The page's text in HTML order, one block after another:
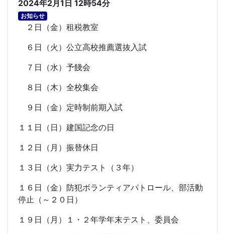
2024年2月1日 12時54分
お知らせ
２日（金）租税教室
６日（火）公立高校推薦選抜入試
７日（水）予餞会
８日（木）全校集会
９日（金）定時制前期入試
１１日（日）建国記念の日
１２日（月）振替休日
１３日（火）実力テスト（３年）
１６日（金）防犯ボランティアパトロール、部活動
停止（～２０日）
１９日（月）１・２年学年末テスト、委員会